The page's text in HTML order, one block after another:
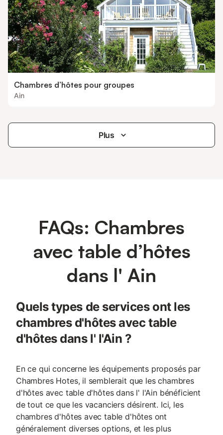
Chambres d’hôtes pour groupes
Ain
Plus
FAQs: Chambres
avec table d’hôtes
dans l' Ain
Quels types de services ont les
chambres d'hôtes avec table
d'hôtes dans l' l'Ain ?
En ce qui concerne les équipements proposés par
Chambres Hotes, il semblerait que les chambres
d'hôtes avec table d'hôtes dans l' l'Ain bénéficient
de tout ce que les vacanciers désirent. Ici, les
chambres d'hôtes avec table d'hôtes ont
généralement diverses options, et les plus